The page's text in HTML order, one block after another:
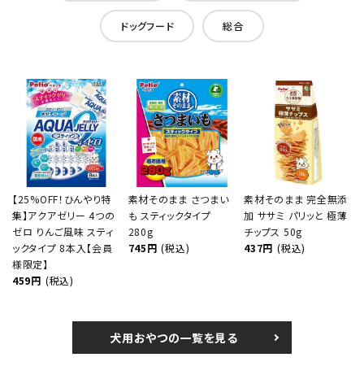
ドッグフード 総合
【25%OFF！ひんやり特
集】アクアゼリー 4つの
ゼロ りんご風味 スティ
ックタイプ 8本入【会員
様限定】
459円 (税込)
素材そのまま さつまい
も スティックタイプ
280g
745円 (税込)
素材そのまま 完全無添
加 ササミ パリッと 極薄
チップス 50g
437円 (税込)
犬用おやつの一覧を見る